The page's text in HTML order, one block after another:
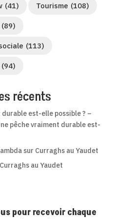
(41) Tourisme (108)
(89)
(113)
(94)
récents
est-elle possible ? –
pêche vraiment durable est-
sur Curraghs au Yaudet
Curraghs au Yaudet
pour recevoir chaque